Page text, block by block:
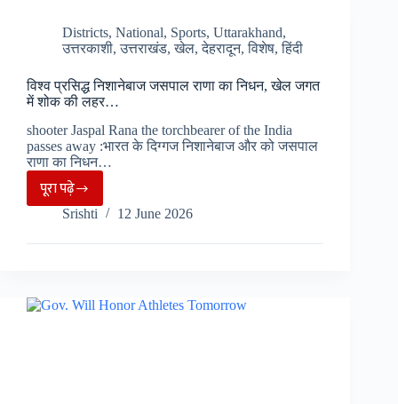
ने
रचा
इतिहास,
मेसी
का
तोड़ा
रिकॉर्ड…
Districts, National, Sports, Uttarakhand,
उत्तरकाशी,उत्तराखंड,खेल,देहरादून,विशेष,हिंदी
विश्व प्रसिद्ध निशानेबाज जसपाल राणा का निधन, खेल जगत
में शोक की लहर…
shooter Jaspal Rana the torchbearer of the India
passes away :भारत के दिग्गज निशानेबाज और को जसपाल
राणा का निधन…
पूरा पढ़े
विश्व
प्रसिद्ध
निशानेबाज
का
Srishti 12 June 2026